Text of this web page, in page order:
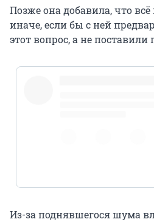
Позже она добавила, что
иначе, если бы с ней
этот вопрос, а не поставили
Из-за поднявшегося шума